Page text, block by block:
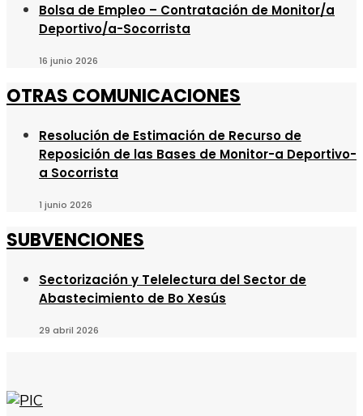
Bolsa de Empleo – Contratación de Monitor/a
Deportivo/a-Socorrista
16 junio 2026
OTRAS COMUNICACIONES
Resolución de Estimación de Recurso de
Reposición de las Bases de Monitor-a Deportivo-
a Socorrista
1 junio 2026
SUBVENCIONES
Sectorización y Telelectura del Sector de
Abastecimiento de Bo Xesús
29 abril 2026